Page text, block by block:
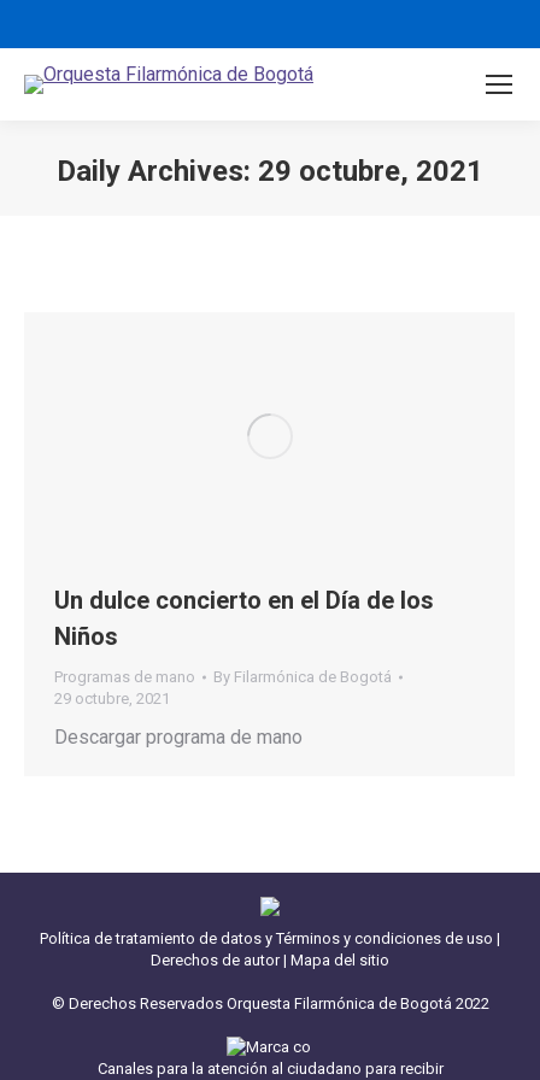
Daily Archives: 29 octubre, 2021
Un dulce concierto en el Día de los
Niños
Programas de mano By Filarmónica de Bogotá
29 octubre, 2021
Descargar programa de mano
Política de tratamiento de datos y Términos y condiciones de uso |
Derechos de autor| Mapa del sitio
© Derechos Reservados Orquesta Filarmónica de Bogotá 2022
Canales para la atención al ciudadano para recibir